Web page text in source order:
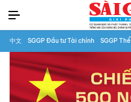
中文 SGGP Đầu tư Tài chính SGGP